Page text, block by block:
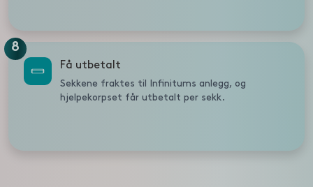
8
Få utbetalt
Sekkene fraktes til Infinitums anlegg, og
hjelpekorpset får utbetalt per sekk.